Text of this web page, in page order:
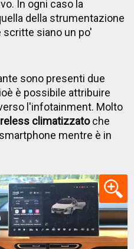
In ogni caso la
della strumentazione
scritte siano un po'
sono presenti due
è possibile attribuire
l'infotainment. Molto
climatizzatoche
mentre è in